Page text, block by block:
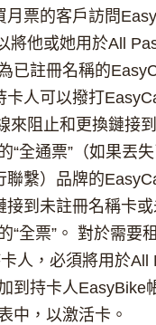
月票的客戶訪問
將他或她用於All
已註冊名稱的
卡人可以撥打
來阻止和更換鏈接
“全通票”（如果丟
聯繫）品牌的
接到未註冊名稱卡
“全票”。 對於需要
人，必須將用於All
到持卡人EasyBike
中，以激活卡。